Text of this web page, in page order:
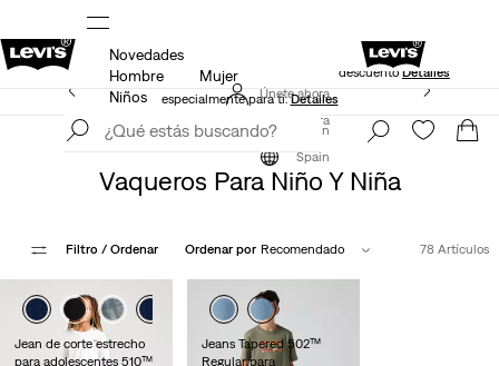
Detalles
Unidays: Los estudiantes obtienen un
descuento Detalles
Únete ahora
Spain
Novedades
Hombre
Mujer
Niños
Levi's App. Lo mejor de Levi's ®. A tu medida,
especialmente para ti.Detalles
Únete ahora
Spain
Vaqueros Para Niño Y Niña
Filtro / Ordenar Ordenar por Recomendado 78 Artículos
Jean de corte estrecho
para adolescentes 510™
Jeans Tapered 502™
Regular para